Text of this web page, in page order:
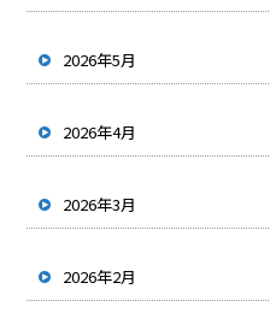
2026年5月
2026年4月
2026年3月
2026年2月